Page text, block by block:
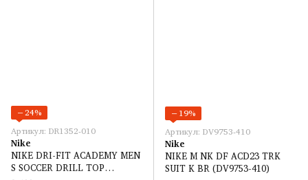
−24%
Артикул: DR1352-010
Nike
NIKE DRI-FIT ACADEMY MEN
S SOCCER DRILL TOP
−19%
Артикул: DV9753-410
Nike
NIKE M NK DF ACD23 TRK
SUIT K BR (DV9753-410)